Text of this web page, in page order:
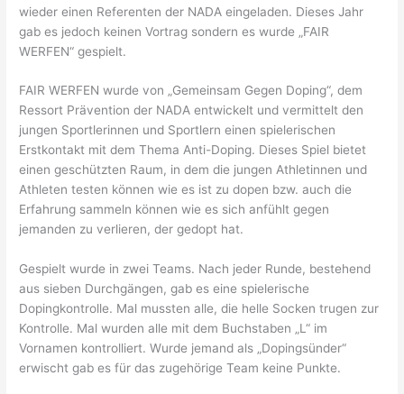
wieder einen Referenten der NADA eingeladen. Dieses Jahr
gab es jedoch keinen Vortrag sondern es wurde „FAIR
WERFEN“ gespielt.
FAIR WERFEN wurde von „Gemeinsam Gegen Doping“, dem
Ressort Prävention der NADA entwickelt und vermittelt den
jungen Sportlerinnen und Sportlern einen spielerischen
Erstkontakt mit dem Thema Anti-Doping. Dieses Spiel bietet
einen geschützten Raum, in dem die jungen Athletinnen und
Athleten testen können wie es ist zu dopen bzw. auch die
Erfahrung sammeln können wie es sich anfühlt gegen
jemanden zu verlieren, der gedopt hat.
Gespielt wurde in zwei Teams. Nach jeder Runde, bestehend
aus sieben Durchgängen, gab es eine spielerische
Dopingkontrolle. Mal mussten alle, die helle Socken trugen zur
Kontrolle. Mal wurden alle mit dem Buchstaben „L“ im
Vornamen kontrolliert. Wurde jemand als „Dopingsünder“
erwischt gab es für das zugehörige Team keine Punkte.